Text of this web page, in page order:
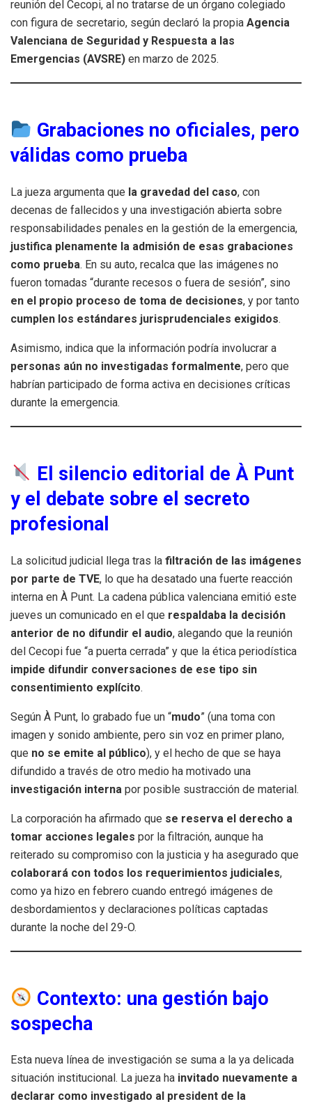
reunión del Cecopi, al no tratarse de un órgano colegiado
con figura de secretario, según declaró la propia Agencia
Valenciana de Seguridad y Respuesta a las
Emergencias (AVSRE) en marzo de 2025.
Grabaciones no oficiales, pero
válidas como prueba
La jueza argumenta que la gravedad del caso, con
decenas de fallecidos y una investigación abierta sobre
responsabilidades penales en la gestión de la emergencia,
justifica plenamente la admisión de esas grabaciones
como prueba. En su auto, recalca que las imágenes no
fueron tomadas “durante recesos o fuera de sesión”, sino
en el propio proceso de toma de decisiones, y por tanto
cumplen los estándares jurisprudenciales exigidos.
Asimismo, indica que la información podría involucrar a
personas aún no investigadas formalmente, pero que
habrían participado de forma activa en decisiones críticas
durante la emergencia.
El silencio editorial de À Punt
y el debate sobre el secreto
profesional
La solicitud judicial llega tras la filtración de las imágenes
por parte de TVE, lo que ha desatado una fuerte reacción
interna en À Punt. La cadena pública valenciana emitió este
jueves un comunicado en el que respaldaba la decisión
anterior de no difundir el audio, alegando que la reunión
del Cecopi fue “a puerta cerrada” y que la ética periodística
impide difundir conversaciones de ese tipo sin
consentimiento explícito.
Según À Punt, lo grabado fue un “mudo” (una toma con
imagen y sonido ambiente, pero sin voz en primer plano,
que no se emite al público), y el hecho de que se haya
difundido a través de otro medio ha motivado una
investigación interna por posible sustracción de material.
La corporación ha afirmado que se reserva el derecho a
tomar acciones legales por la filtración, aunque ha
reiterado su compromiso con la justicia y ha asegurado que
colaborará con todos los requerimientos judiciales,
como ya hizo en febrero cuando entregó imágenes de
desbordamientos y declaraciones políticas captadas
durante la noche del 29-O.
Contexto: una gestión bajo
sospecha
Esta nueva línea de investigación se suma a la ya delicada
situación institucional. La jueza ha invitado nuevamente a
declarar como investigado al president de la